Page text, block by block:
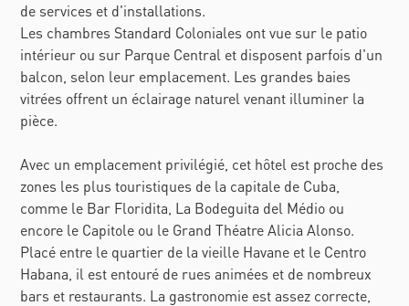
de services et d'installations.
Les chambres Standard Coloniales ont vue sur le patio
intérieur ou sur Parque Central et disposent parfois d'un
balcon, selon leur emplacement. Les grandes baies
vitrées offrent un éclairage naturel venant illuminer la
pièce.
Avec un emplacement privilégié, cet hôtel est proche des
zones les plus touristiques de la capitale de Cuba,
comme le Bar Floridita, La Bodeguita del Médio ou
encore le Capitole ou le Grand Théatre Alicia Alonso.
Placé entre le quartier de la vieille Havane et le Centro
Habana, il est entouré de rues animées et de nombreux
bars et restaurants. La gastronomie est assez correcte,